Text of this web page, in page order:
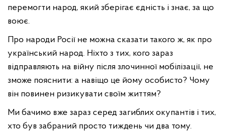
перемогти народ, який зберігає єдність і знає, за що
воює.
Про народи Росії не можна сказати такого ж, як про
український народ. Ніхто з тих, кого зараз
відправляють на війну після злочинної мобілізації, не
зможе пояснити: а навіщо це йому особисто? Чому
він повинен ризикувати своїм життям?
Ми бачимо вже зараз серед загиблих окупантів і тих,
хто був забраний просто тиждень чи два тому.